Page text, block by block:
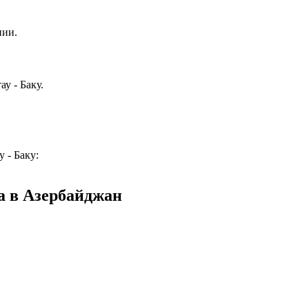
- Баку.
- Баку:
в Азербайджан